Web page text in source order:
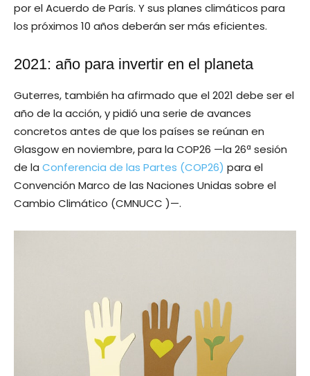
por el Acuerdo de París. Y sus planes climáticos para
los próximos 10 años deberán ser más eficientes.
2021: año para invertir en el planeta
Guterres, también ha afirmado que el 2021 debe ser el
año de la acción, y pidió una serie de avances
concretos antes de que los países se reúnan en
Glasgow en noviembre, para la COP26 —la 26ª sesión
de la Conferencia de las Partes (COP26) para el
Convención Marco de las Naciones Unidas sobre el
Cambio Climático (CMNUCC )—.